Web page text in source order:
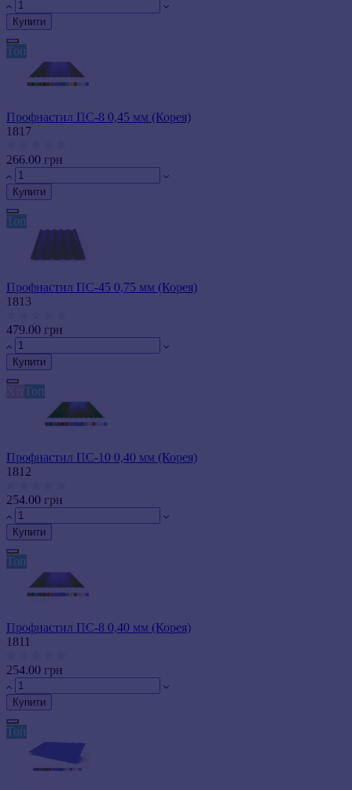
Купити
Топ
Профнастил ПС-8 0,45 мм (Корея)
1817
266.00 грн
Купити
Топ
Профнастил ПС-45 0,75 мм (Корея)
1813
479.00 грн
Купити
Топ
Профнастил ПС-10 0,40 мм (Корея)
1812
254.00 грн
Купити
Топ
Профнастил ПС-8 0,40 мм (Корея)
1811
254.00 грн
Купити
Топ